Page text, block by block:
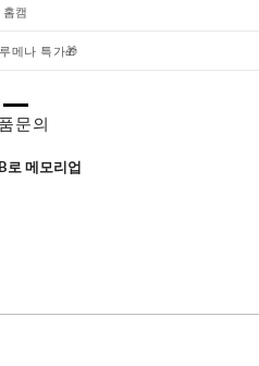
홈캠
메나 특가🎁
문의
로 메모리업